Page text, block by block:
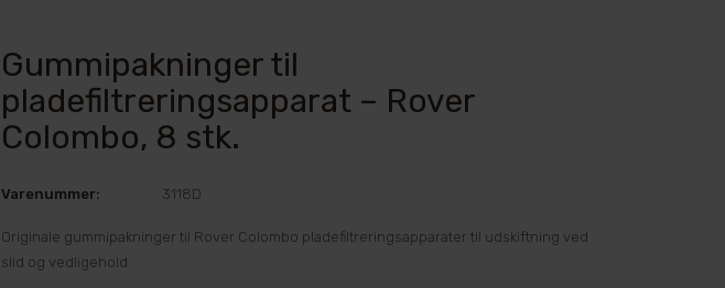
Gummipakninger til
pladefiltreringsapparat – Rover
Colombo, 8 stk.
Varenummer: 3118D
Originale gummipakninger til Rover Colombo pladefiltreringsapparater til udskiftning ved
slid og vedligehold.